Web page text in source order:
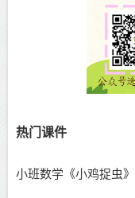
热门课件
小班数学《小鸡捉虫